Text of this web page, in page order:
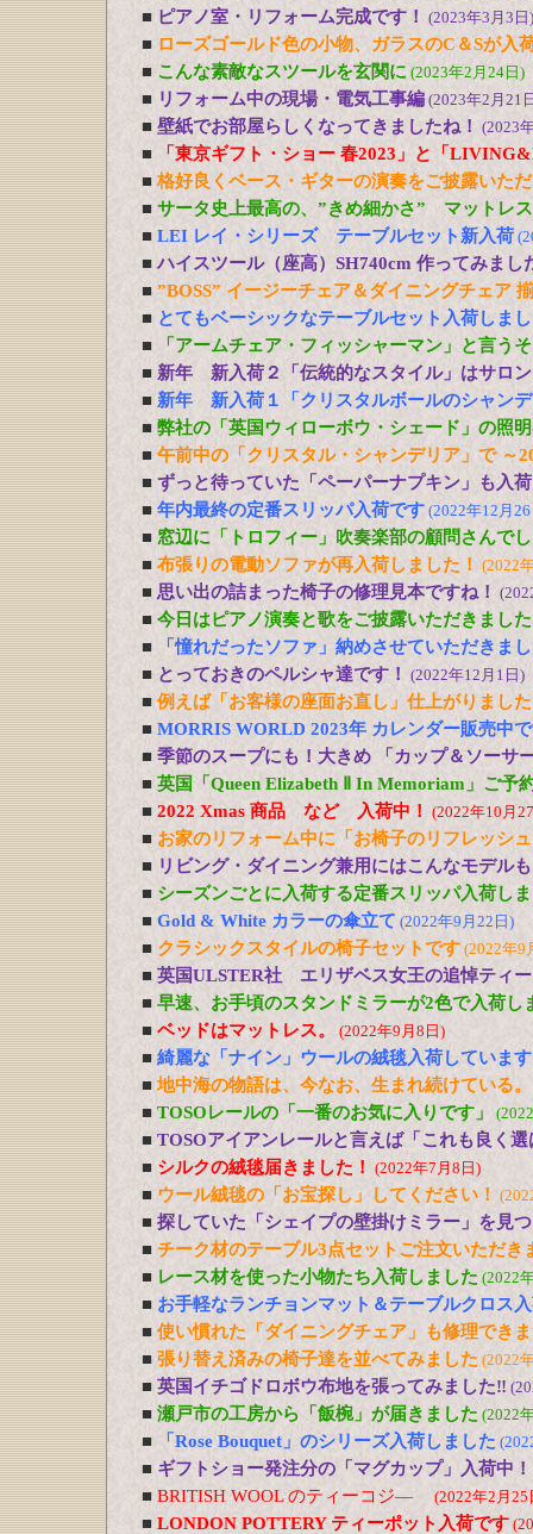
■ ピアノ室・リフォーム完成です！ (2023年3月3日)
■ ローズゴールド色の小物、ガラスのC＆Sが入
■ こんな素敵なスツールを玄関に (2023年2月24日)
■ リフォーム中の現場・電気工事編 (2023年2月21
■ 壁紙でお部屋らしくなってきましたね！ (2023
■
「東京ギフト・ショー 春2023」と「
■ 格好良くベース・ギターの演奏をご披露いた
■ サータ史上最高の、”きめ細かさ” マットレ
■ LEI レイ・シリーズ テーブルセット新入荷
■ ハイスツール（座高）SH740cm 作ってみまし
■ ”BOSS” イージーチェア＆ダイニングチェア
■ とてもベーシックなテーブルセット入荷しま
■
「アームチェア・フィッシャーマン」と言う
■ 新年 新入荷２「伝統的なスタイル」はサロ
■ 新年 新入荷１「クリスタルボールのシャン
■ 弊社の「英国ウィローボウ・シェード」の照
■ 午前中の「クリスタル・シャンデリア」で ～
■ ずっと待っていた「ペーパーナプキン」も入
■ 年内最終の定番スリッパ入荷です (2022年12月
■ 窓辺に「トロフィー」吹奏楽部の顧問さんで
■ 布張りの電動ソファが再入荷しました！ (2022
■ 思い出の詰まった椅子の修理見本ですね！
■ 今日はピアノ演奏と歌をご披露いただきまし
■
「憧れだったソファ」納めさせていただきま
■ とっておきのペルシャ達です！ (2022年12月1日)
■ 例えば「お客様の座面お直し」仕上がりました
■ MORRIS WORLD 2023年 カレンダー販売中
■ 季節のスープにも！大きめ 「カップ＆ソーサ
■ 英国「Queen Elizabeth Ⅱ In Memoriam」ご予
■ 2022 Xmas 商品 など 入荷中！ (2022年10月
■ お家のリフォーム中に「お椅子のリフレッシ
■ リビング・ダイニング兼用にはこんなモデルも
■ シーズンごとに入荷する定番スリッパ入荷し
■ Gold & White カラーの傘立て (2022年9月22日)
■ クラシックスタイルの椅子セットです (2022年9
■ 英国ULSTER社 エリザベス女王の追悼ティ
■ 早速、お手頃のスタンドミラーが2色で入荷し
■ ベッドはマットレス。 (2022年9月8日)
■ 綺麗な「ナイン」ウールの絨毯入荷しています
■ 地中海の物語は、今なお、生まれ続けている
■ TOSOレールの「一番のお気に入りです」
■ TOSOアイアンレールと言えば「これも良く
■ シルクの絨毯届きました！ (2022年7月8日)
■ ウール絨毯の「お宝探し」してください！
■ 探していた「シェイプの壁掛けミラー」を見
■ チーク材のテーブル3点セットご注文いただき
■ レース材を使った小物たち入荷しました (2022
■ お手軽なランチョンマット＆テーブルクロス
■ 使い慣れた「ダイニングチェア」も修理でき
■ 張り替え済みの椅子達を並べてみました (2022
■ 英国イチゴドロボウ布地を張ってみました‼
■ 瀬戸市の工房から「飯椀」が届きました (2022
■ 「Rose Bouquet」のシリーズ入荷しました
■ ギフトショー発注分の「マグカップ」入荷中！
■ BRITISH WOOL のティーコジ― (2022年2月25
■ LONDON POTTERY ティーポット入荷です